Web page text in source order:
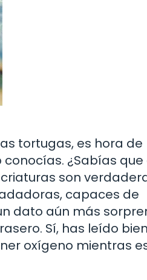
tortugas, es hora de
¿Sabías
criaturas son
capaces de
dato aún más
Sí, has leído
oxígeno mientras